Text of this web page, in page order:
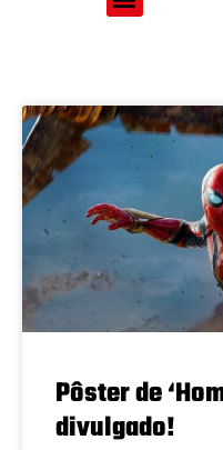
Pôster de
divulgado!